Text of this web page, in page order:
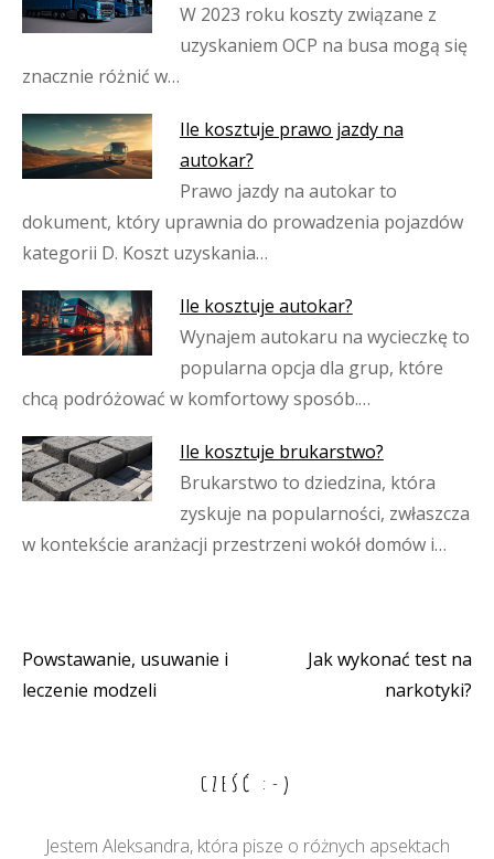
W 2023 roku koszty związane z
uzyskaniem OCP na busa mogą się
znacznie różnić w…
Ile kosztuje prawo jazdy na
autokar?
Prawo jazdy na autokar to
dokument, który uprawnia do prowadzenia pojazdów
kategorii D. Koszt uzyskania…
Ile kosztuje autokar?
Wynajem autokaru na wycieczkę to
popularna opcja dla grup, które
chcą podróżować w komfortowy sposób.…
Ile kosztuje brukarstwo?
Brukarstwo to dziedzina, która
zyskuje na popularności, zwłaszcza
w kontekście aranżacji przestrzeni wokół domów i…
Nawigacja
Powstawanie, usuwanie i
leczenie modzeli
Jak wykonać test na
narkotyki?
CZEŚĆ :-)
Jestem Aleksandra, która pisze o różnych apsektach